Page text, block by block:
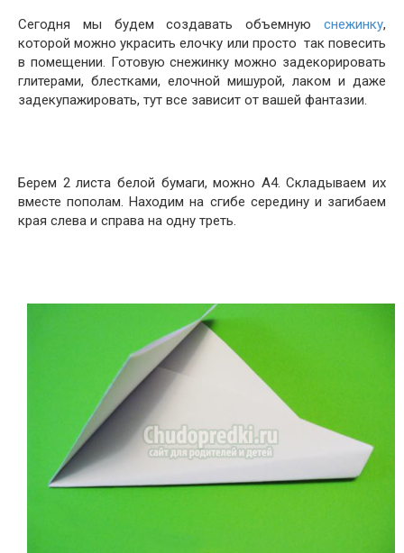
Сегодня мы будем создавать объемную снежинку,
которой можно украсить елочку или просто так повесить
в помещении. Готовую снежинку можно задекорировать
глитерами, блестками, елочной мишурой, лаком и даже
задекупажировать, тут все зависит от вашей фантазии.
Берем 2 листа белой бумаги, можно А4. Складываем их
вместе пополам. Находим на сгибе середину и загибаем
края слева и справа на одну треть.